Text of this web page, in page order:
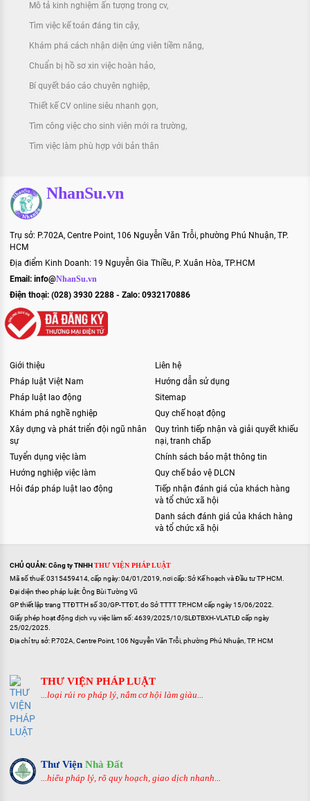
Mô tả kinh nghiệm ấn tượng trong cv
Tìm việc kế toán đáng tin cậy
Khám phá cách nhận diện ứng viên tiềm năng
Chuẩn bị hồ sơ xin việc hoàn hảo
Bí quyết báo cáo chuyên nghiệp
Thiết kế CV online siêu nhanh gọn
Tìm công việc cho sinh viên mới ra trường
Tìm việc làm phù hợp với bản thân
NhanSu.vn
Trụ sở: P.702A, Centre Point, 106 Nguyễn Văn Trỗi, phường Phú Nhuận, TP.
HCM
Địa điểm Kinh Doanh: 19 Nguyễn Gia Thiều, P. Xuân Hòa, TP.HCM
Email: info@NhanSu.vn
Điện thoại: (028) 3930 2288 - Zalo: 0932170886
Giới thiệu
Pháp luật Việt Nam
Pháp luật lao động
Khám phá nghề nghiệp
Xây dựng và phát triển đội ngũ nhân
sự
Tuyển dụng việc làm
Hướng nghiệp việc làm
Hỏi đáp pháp luật lao động
Liên hệ
Hướng dẫn sử dụng
Sitemap
Quy chế hoạt động
Quy trình tiếp nhận và giải quyết khiếu
nại, tranh chấp
Chính sách bảo mật thông tin
Quy chế bảo vệ DLCN
Tiếp nhận đánh giá của khách hàng
và tổ chức xã hội
Danh sách đánh giá của khách hàng
và tổ chức xã hội
CHỦ QUẢN: Công ty TNHHTHƯ VIỆN PHÁP LUẬT
Mã số thuế: 0315459414, cấp ngày: 04/01/2019, nơi cấp: Sở Kế hoạch và Đầu tư TP HCM.
Đại diện theo pháp luật: Ông Bùi Tường Vũ
GP thiết lập trang TTĐTTH số 30/GP-TTĐT, do Sở TTTT TP.HCM cấp ngày 15/06/2022.
Giấy phép hoạt động dịch vụ việc làm số: 4639/2025/10/SLĐTBXH-VLATLĐ cấp ngày
25/02/2025.
Địa chỉ trụ sở: P.702A, Centre Point, 106 Nguyễn Văn Trỗi, phường Phú Nhuận, TP. HCM
THƯ VIỆN PHÁP LUẬT
...loại rủi ro pháp lý, nắm cơ hội làm giàu...
Thư Viện Nhà Đất
...hiểu pháp lý, rõ quy hoạch, giao dịch nhanh...